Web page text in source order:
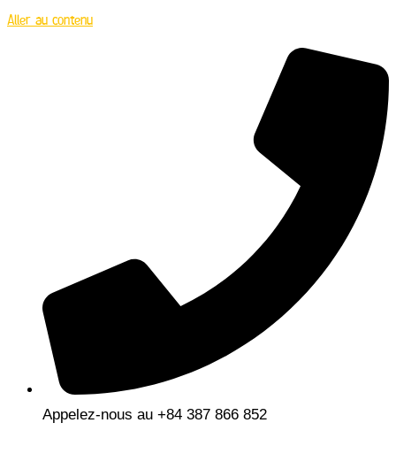
Aller au contenu
Appelez-nous au +84 387 866 852